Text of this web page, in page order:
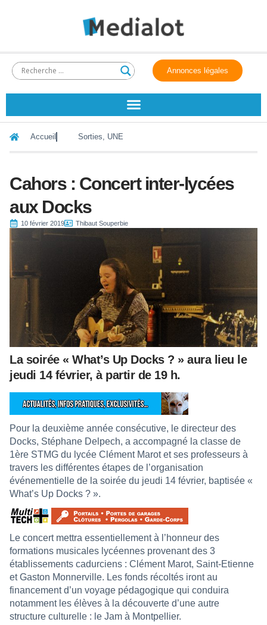
Annonces légales
Accueil Sorties, UNE
Cahors : Concert inter-lycées
aux Docks
10 février 2019 Thibaut Souperbie
La soirée « What’s Up Docks ? » aura lieu le
jeudi 14 février, à partir de 19 h.
Pour la deuxième année consécutive, le directeur des
Docks, Stéphane Delpech, a accompagné la classe de
1ère STMG du lycée Clément Marot et ses professeurs à
travers les différentes étapes de l’organisation
événementielle de la soirée du jeudi 14 février, baptisée «
What’s Up Docks ? ».
Le concert mettra essentiellement à l’honneur des
formations musicales lycéennes provenant des 3
établissements cadurciens : Clément Marot, Saint-Etienne
et Gaston Monnerville. Les fonds récoltés iront au
financement d’un voyage pédagogique qui conduira
notamment les élèves à la découverte d’une autre
structure culturelle : le Jam à Montpellier.